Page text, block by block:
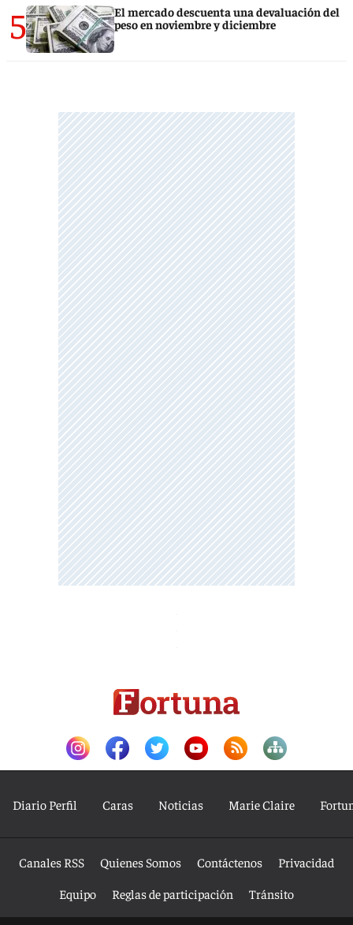
5
El mercado descuenta una devaluación del
peso en noviembre y diciembre
Diario Perfil Caras Noticias Marie Claire
Canales RSS Quienes Somos Contáctenos
Privacidad
Equipo
Reglas de participación Tránsito